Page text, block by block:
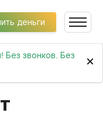
деньги
Без звонков. Без
×